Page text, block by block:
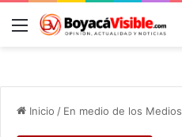
Menú
Inicio / En medio de los Medios